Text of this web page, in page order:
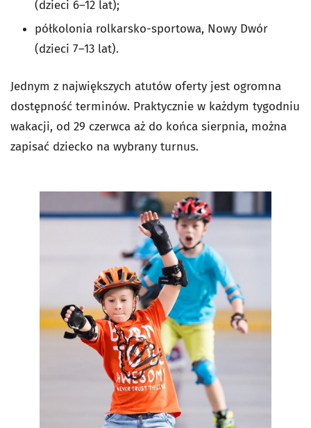
(dzieci 6–12 lat);
półkolonia rolkarsko-sportowa, Nowy Dwór
(dzieci 7–13 lat).
Jednym z największych atutów oferty jest ogromna
dostępność terminów. Praktycznie w każdym tygodniu
wakacji, od 29 czerwca aż do końca sierpnia, można
zapisać dziecko na wybrany turnus.